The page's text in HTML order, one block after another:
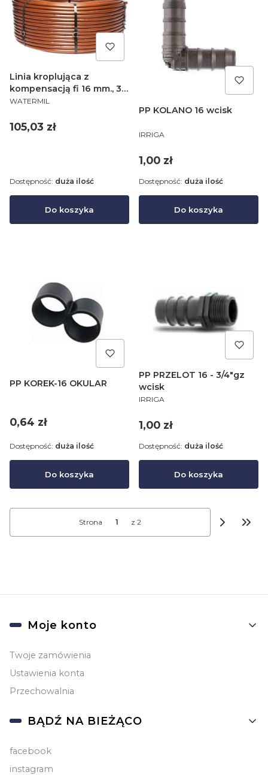
Linia kroplująca z
kompensacją fi 16 mm., 33
cm., 2,2l/h brązowa - rolka
PRODUCENT
WATERMIL
Cena
105,03 zł
Do koszyka
Dostępność: duża ilość
PP KOLANO 16 wcisk
PRODUCENT
IRRIGA
Cena
1,00 zł
Do koszyka
Dostępność: duża ilość
PP KOREK-16 OKULAR
Cena
0,64 zł
Do koszyka
Dostępność: duża ilość
PP PRZELOT 16 - 3/4"gz
wcisk
PRODUCENT
IRRIGA
Cena
1,00 zł
Do koszyka
Dostępność: duża ilość
Strona z 2
Linki w stopce
Moje konto
Twoje zamówienia
Ustawienia konta
Przechowalnia
BĄDŹ NA BIEŻĄCO
facebook
instagram